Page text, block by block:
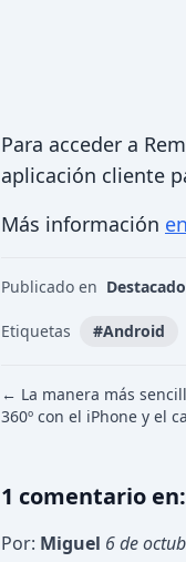
Para acceder a
aplicación cliente
Más información
Publicado en Destacado
Etiquetas #Android
← La manera más
360º con el iPhone y el
1 comentario en:
Por: Miguel 6 de